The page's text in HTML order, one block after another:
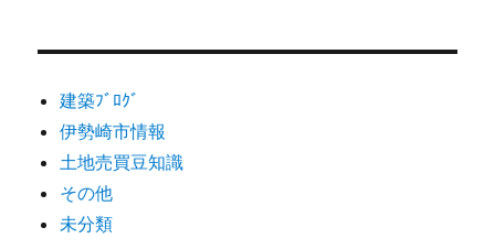
建築ﾌﾞﾛｸﾞ
伊勢崎市情報
土地売買豆知識
その他
未分類